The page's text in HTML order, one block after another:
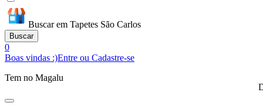
Buscar em Tapetes São Carlos
Buscar
0
Boas vindas :)Entre ou Cadastre-se
Tem no Magalu